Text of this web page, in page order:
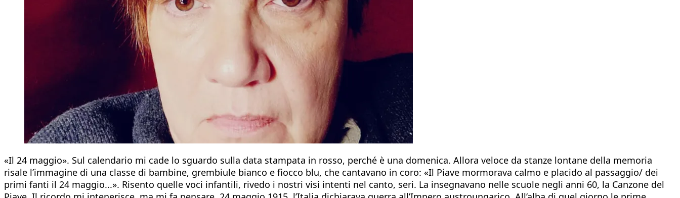
«Il 24 maggio». Sul calendario mi cade lo sguardo sulla data stampata in rosso, perché è una domenica. Allora veloce da stanze lontane della memoria
risale l’immagine di una classe di bambine, grembiule bianco e fiocco blu, che cantavano in coro: «Il Piave mormorava calmo e placido al passaggio/ dei
primi fanti il 24 maggio...». Risento quelle voci infantili, rivedo i nostri visi intenti nel canto, seri. La insegnavano nelle scuole negli anni 60, la Canzone del